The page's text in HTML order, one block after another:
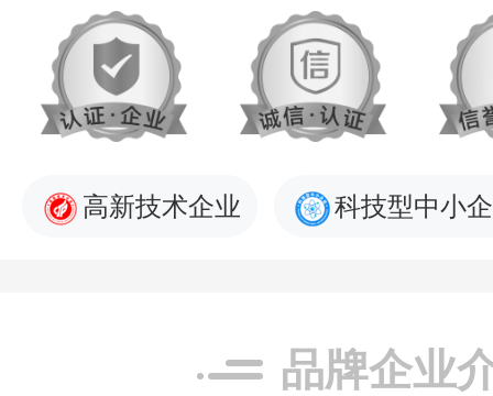
高新技术企业 科技型中小
品牌企业